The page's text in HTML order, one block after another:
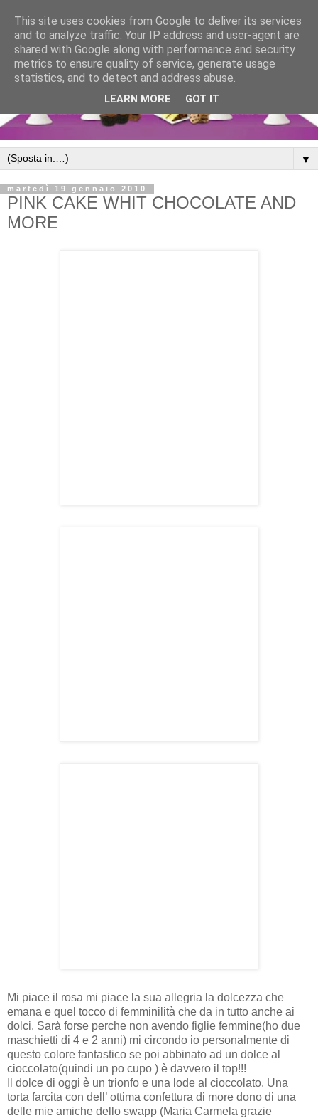
▼
martedì 19 gennaio 2010
PINK CAKE WHIT CHOCOLATE AND
MORE
Mi piace il rosa mi piace la sua allegria la dolcezza che
emana e quel tocco di femminilità che da in tutto anche ai
dolci. Sarà forse perche non avendo figlie femmine(ho due
maschietti di 4 e 2 anni) mi circondo io personalmente di
questo colore fantastico se poi abbinato ad un dolce al
cioccolato(quindi un po cupo ) è davvero il top!!!
Il dolce di oggi è un trionfo e una lode al cioccolato. Una
torta farcita con dell’ ottima confettura di more dono di una
delle mie amiche dello swapp (Maria Carmela grazie
This site uses cookies from Google to deliver its services
and to analyze traffic. Your IP address and user-agent are
shared with Google along with performance and security
metrics to ensure quality of service, generate usage
statistics, and to detect and address abuse.
LEARN MORE GOT IT